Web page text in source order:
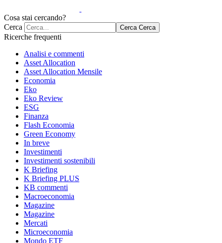
Cosa stai cercando?
Cerca
Cerca Cerca
Ricerche frequenti
Analisi e commenti
Asset Allocation
Asset Allocation Mensile
Economia
Eko
Eko Review
ESG
Finanza
Flash Economia
Green Economy
In breve
Investimenti
Investimenti sostenibili
K Briefing
K Briefing PLUS
KB commenti
Macroeconomia
Magazine
Magazine
Mercati
Microeconomia
Mondo ETF